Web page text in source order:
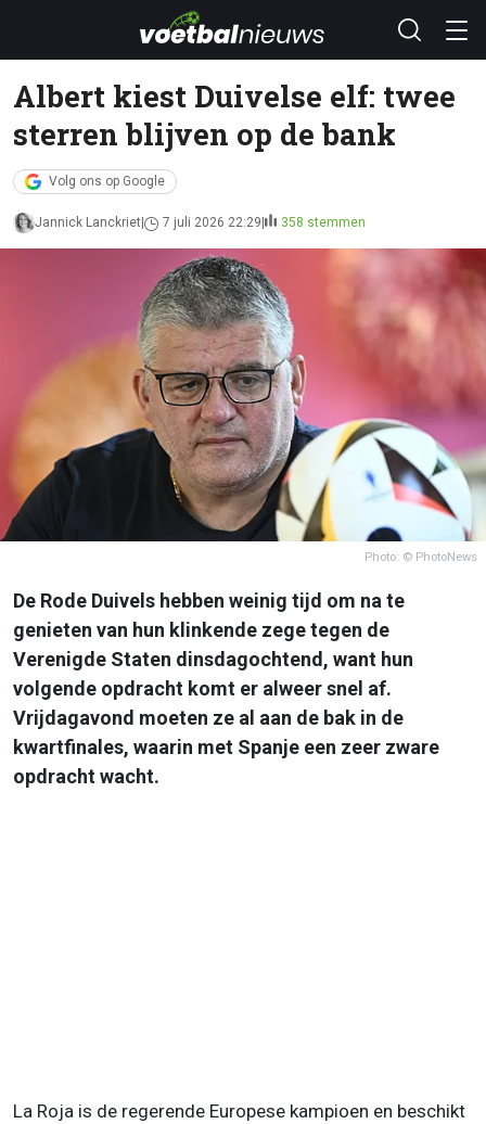
Albert kiest Duivelse elf: twee
sterren blijven op de bank
Volg ons op Google
Jannick Lanckriet 7 juli 2026 22:29 358 stemmen
Photo: © PhotoNews
De Rode Duivels hebben weinig tijd om na te
genieten van hun klinkende zege tegen de
Verenigde Staten dinsdagochtend, want hun
volgende opdracht komt er alweer snel af.
Vrijdagavond moeten ze al aan de bak in de
kwartfinales, waarin met Spanje een zeer zware
opdracht wacht.
La Roja is de regerende Europese kampioen en beschikt